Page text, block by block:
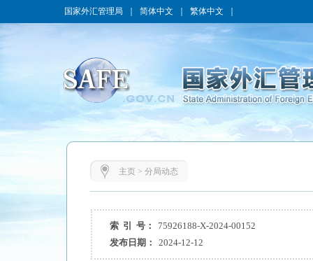
国家外汇管理局 简体中文 繁体中文
主页> 分局动态
索 引 号：
75926188-X-2024-00152
发布日期：
2024-12-12